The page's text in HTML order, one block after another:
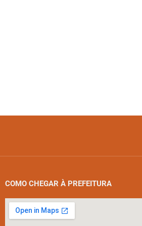
COMO CHEGAR À PREFEITURA